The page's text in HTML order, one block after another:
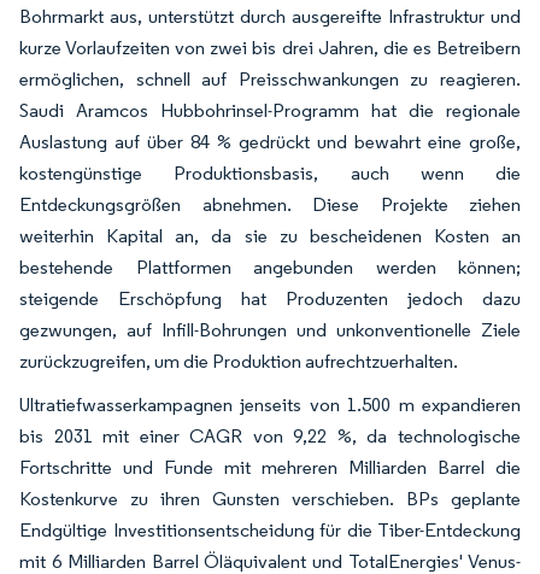
Bohrmarkt aus, unterstützt durch ausgereifte Infrastruktur und
kurze Vorlaufzeiten von zwei bis drei Jahren, die es Betreibern
ermöglichen, schnell auf Preisschwankungen zu reagieren.
Saudi Aramcos Hubbohrinsel-Programm hat die regionale
Auslastung auf über 84 % gedrückt und bewahrt eine große,
kostengünstige Produktionsbasis, auch wenn die
Entdeckungsgrößen abnehmen. Diese Projekte ziehen
weiterhin Kapital an, da sie zu bescheidenen Kosten an
bestehende Plattformen angebunden werden können;
steigende Erschöpfung hat Produzenten jedoch dazu
gezwungen, auf Infill-Bohrungen und unkonventionelle Ziele
zurückzugreifen, um die Produktion aufrechtzuerhalten.
Ultratiefwasserkampagnen jenseits von 1.500 m expandieren
bis 2031 mit einer CAGR von 9,22 %, da technologische
Fortschritte und Funde mit mehreren Milliarden Barrel die
Kostenkurve zu ihren Gunsten verschieben. BPs geplante
Endgültige Investitionsentscheidung für die Tiber-Entdeckung
mit 6 Milliarden Barrel Öläquivalent und TotalEnergies' Venus-